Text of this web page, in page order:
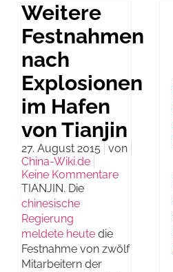
Weitere
Festnahmen
nach
Explosionen
im Hafen
von Tianjin
27. August 2015
von
China-Wiki.de
Keine Kommentare
TIANJIN. Die
chinesische
Regierung
meldete heute die
Festnahme von zwölf
Mitarbeitern der